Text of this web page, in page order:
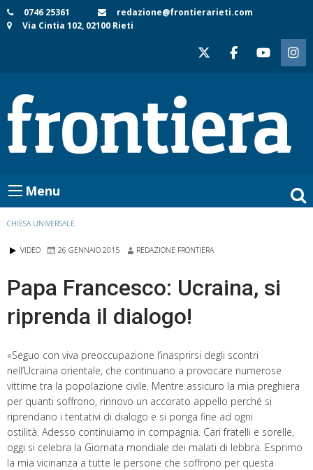
Skip
to
0746 25361
redazione@frontierarieti.com
Via Cintia 102, 02100 Rieti
Menu
CHIESA UNIVERSALE
VIDEO 26 GENNAIO 2015 REDAZIONE FRONTIERA
Papa Francesco: Ucraina, si
riprenda il dialogo!
«Seguo con viva preoccupazione l’inasprirsi degli scontri
nell’Ucraina orientale, che continuano a provocare numerose
vittime tra la popolazione civile. Mentre assicuro la mia preghiera
per quanti soffrono, rinnovo un accorato appello perché si
riprendano i tentativi di dialogo e si ponga fine ad ogni
ostilità. Adesso continuiamo in compagnia. Cari fratelli e sorelle,
oggi si celebra la Giornata mondiale dei malati di lebbra. Esprimo
la mia vicinanza a tutte le persone che soffrono per questa